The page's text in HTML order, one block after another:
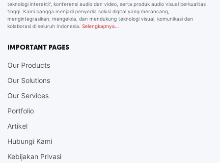
teknologi interaktif, konferensi audio dan video, serta produk audio visual berkualitas
tinggi. Kami bangga menjadi penyedia solusi digital yang merancang,
mengintegrasikan, mengelola, dan mendukung teknologi visual, komunikasi dan
kolaborasi di seluruh Indonesia. Selengkapnya…
IMPORTANT PAGES
Our Products
Our Solutions
Our Services
Portfolio
Artikel
Hubungi Kami
Kebijakan Privasi